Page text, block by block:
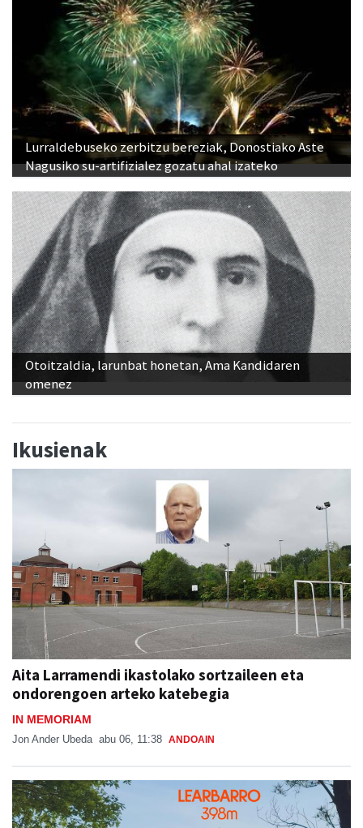
Lurraldebuseko zerbitzu bereziak, Donostiako Aste
Nagusiko su-artifizialez gozatu ahal izateko
Otoitzaldia, larunbat honetan, Ama Kandidaren
omenez
Ikusienak
Aita Larramendi ikastolako sortzaileen eta
ondorengoen arteko katebegia
IN MEMORIAM
Jon Ander Ubeda abu 06, 11:38 ANDOAIN